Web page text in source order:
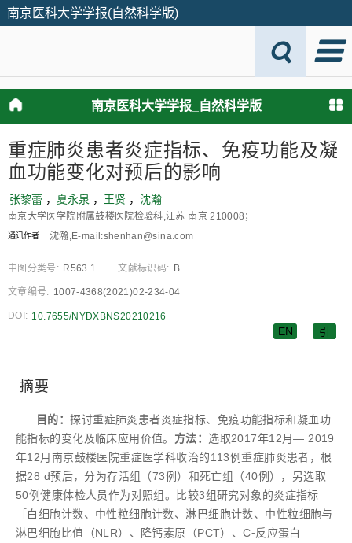
南京医科大学学报(自然科学版)
南京医科大学学报_自然科学版
引
EN
重症肺炎患者炎症指标、免疫功能及凝
血功能变化对预后的影响
张黎蕾 ， 夏永泉 ， 王贤 ， 沈瀚
南京大学医学院附属鼓楼医院检验科,江苏 南京 210008；
通讯作者: 沈瀚,E⁃mail:shenhan@sina.com
中图分类号: R563.1 文献标识码: B
文章编号: 1007-4368(2021)02-234-04
DOI: 10.7655/NYDXBNS20210216
摘要
目的：探讨重症肺炎患者炎症指标、免疫功能指标和凝血功
能指标的变化及临床应用价值。 方法：选取2017年12月— 2019
年12月南京鼓楼医院重症医学科收治的113例重症肺炎患者，根
据28 d预后，分为存活组（73例）和死亡组（40例），另选取
50例健康体检人员作为对照组。比较3组研究对象的炎症指标
［白细胞计数、中性粒细胞计数、淋巴细胞计数、中性粒细胞与
淋巴细胞比值（NLR）、降钙素原（PCT）、C⁃反应蛋白